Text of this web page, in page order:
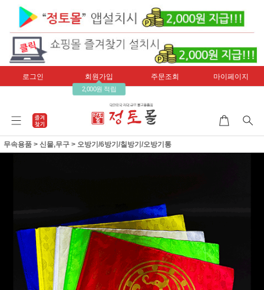
로그인 회원가입
2,000원 적립
주문조회 마이페이지
무속용품 > 신물,무구 > 오방기/6방기/칠방기/오방기통